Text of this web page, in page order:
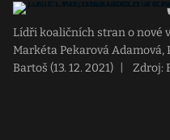
Lídři koaličních stran o nové
Markéta Pekarová Adamová,
Bartoš (13. 12. 2021)
Zdroj: